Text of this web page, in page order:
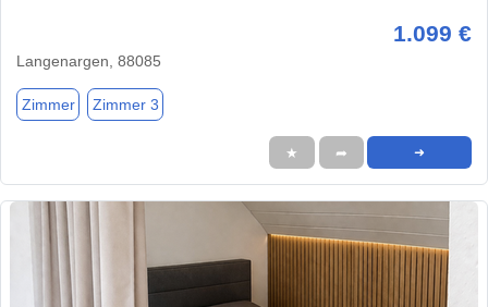
1.099 €
Langenargen, 88085
Zimmer Zimmer 3
★ ➦ ➜